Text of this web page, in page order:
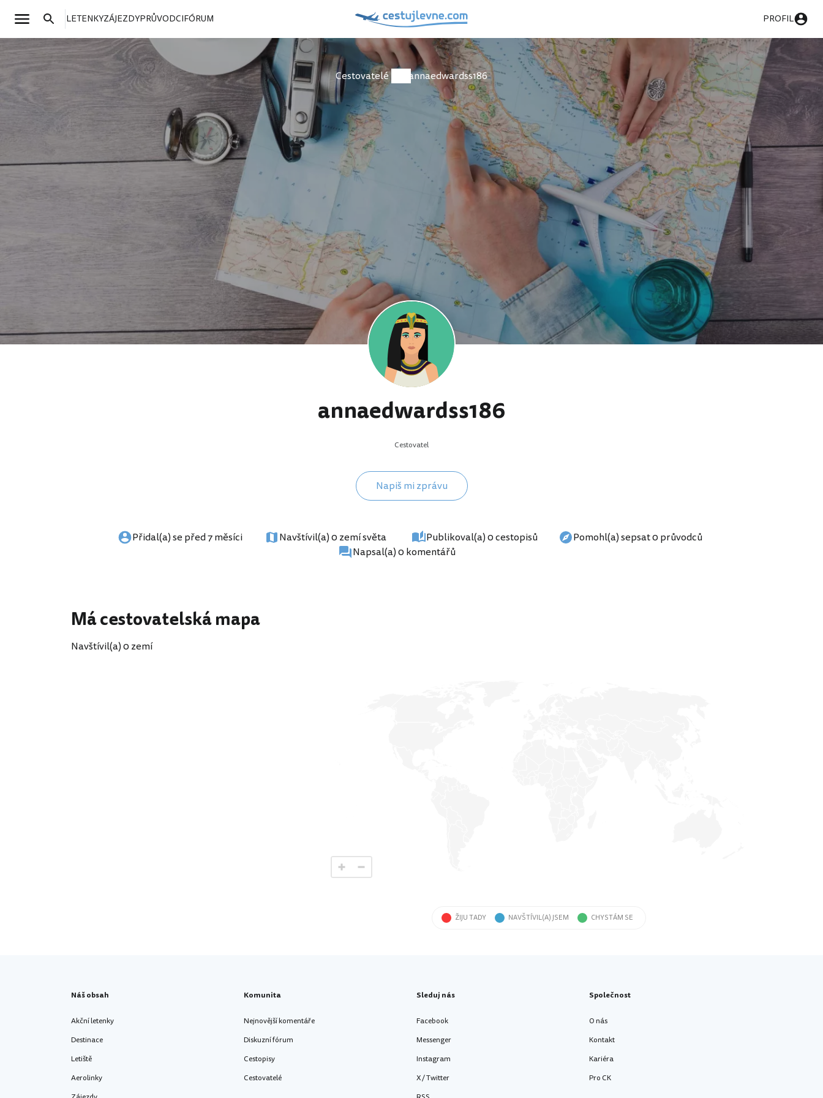
LETENKYZÁJEZDYPRŮVODCIFÓRUM PROFIL
Cestovatelé annaedwardss186
annaedwardss186
Cestovatel
Napiš mi zprávu
Přidal(a) se před 7 měsíci Navštívil(a) 0 zemí světa Publikoval(a) 0 cestopisů
Pomohl(a) sepsat 0 průvodců
Napsal(a) 0 komentářů
Má cestovatelská mapa
Navštívil(a) 0 zemí
ŽIJU TADY NAVŠTÍVIL(A) JSEM CHYSTÁM SE
Náš obsah
Akční letenky
Destinace
Letiště
Aerolinky
Komunita
Nejnovější komentáře
Diskuzní fórum
Cestopisy
Cestovatelé
Sleduj nás
Facebook
Messenger
Instagram
X / Twitter
Společnost
O nás
Kontakt
Kariéra
Pro CK